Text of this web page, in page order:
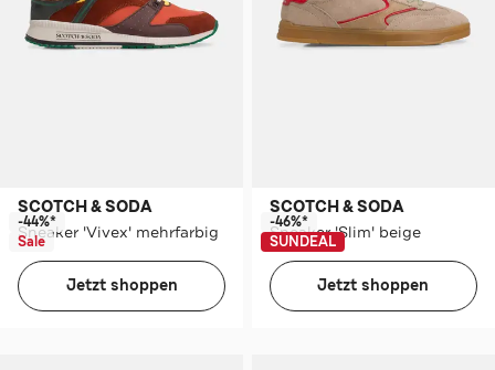
SCOTCH & SODA
Sneaker 'Vivex' mehrfarbig
-44%*
Sale
Jetzt shoppen
SCOTCH & SODA
Sneaker 'Slim' beige
-46%*
SUNDEAL
Jetzt shoppen